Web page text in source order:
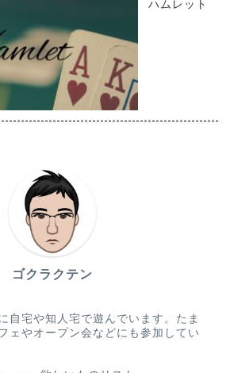
ハムレット
ゴクラクテン
自宅や知人宅で遊んでいます。たま
ェやオープン会などにも参加してい